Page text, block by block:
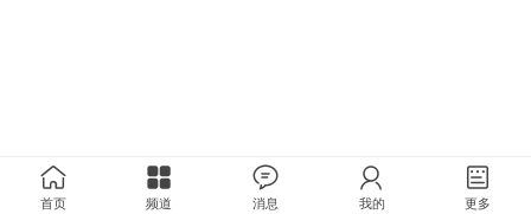
首页 频道 消息 我的 更多